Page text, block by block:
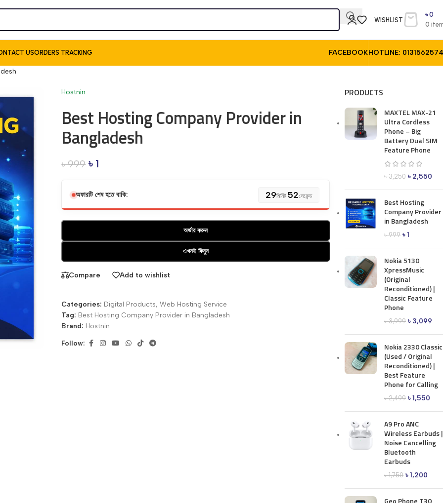
WISHLIST
0
৳0
USORDERS TRACKING FACEBOOKHOTLINE:
Hostnin
Best Hosting Company Provider in
Bangladesh
৳999 ৳ 1
অফারটি শেষ হতে বাকি: 29মিনিট:50সেকেন্ড
অর্ডার করুন
এখনই কিনুন
Compare Add to wishlist
Categories: Digital Products, Web Hosting Service
Tag: Best Hosting Company Provider in Bangladesh
Brand: Hostnin
Follow:
PRODUCTS
MAXTEL MAX-21
Ultra Cordless
Phone – Big
Battery Dual SIM
Feature Phone
৳3,250 ৳ 2,550
Best Hosting
Company Provider
in Bangladesh
৳999 ৳1
Nokia 5130
XpressMusic
(Original
Reconditioned) |
Classic Feature
Phone
৳3,999 ৳ 3,099
Nokia 2330 Classic
(Used / Original
Reconditioned) |
Best Feature
Phone for Calling
৳2,499 ৳1,550
A9 Pro ANC
Wireless Earbuds |
Noise Cancelling
Bluetooth
Earbuds
৳1,750 ৳1,200
Geo Phone T30